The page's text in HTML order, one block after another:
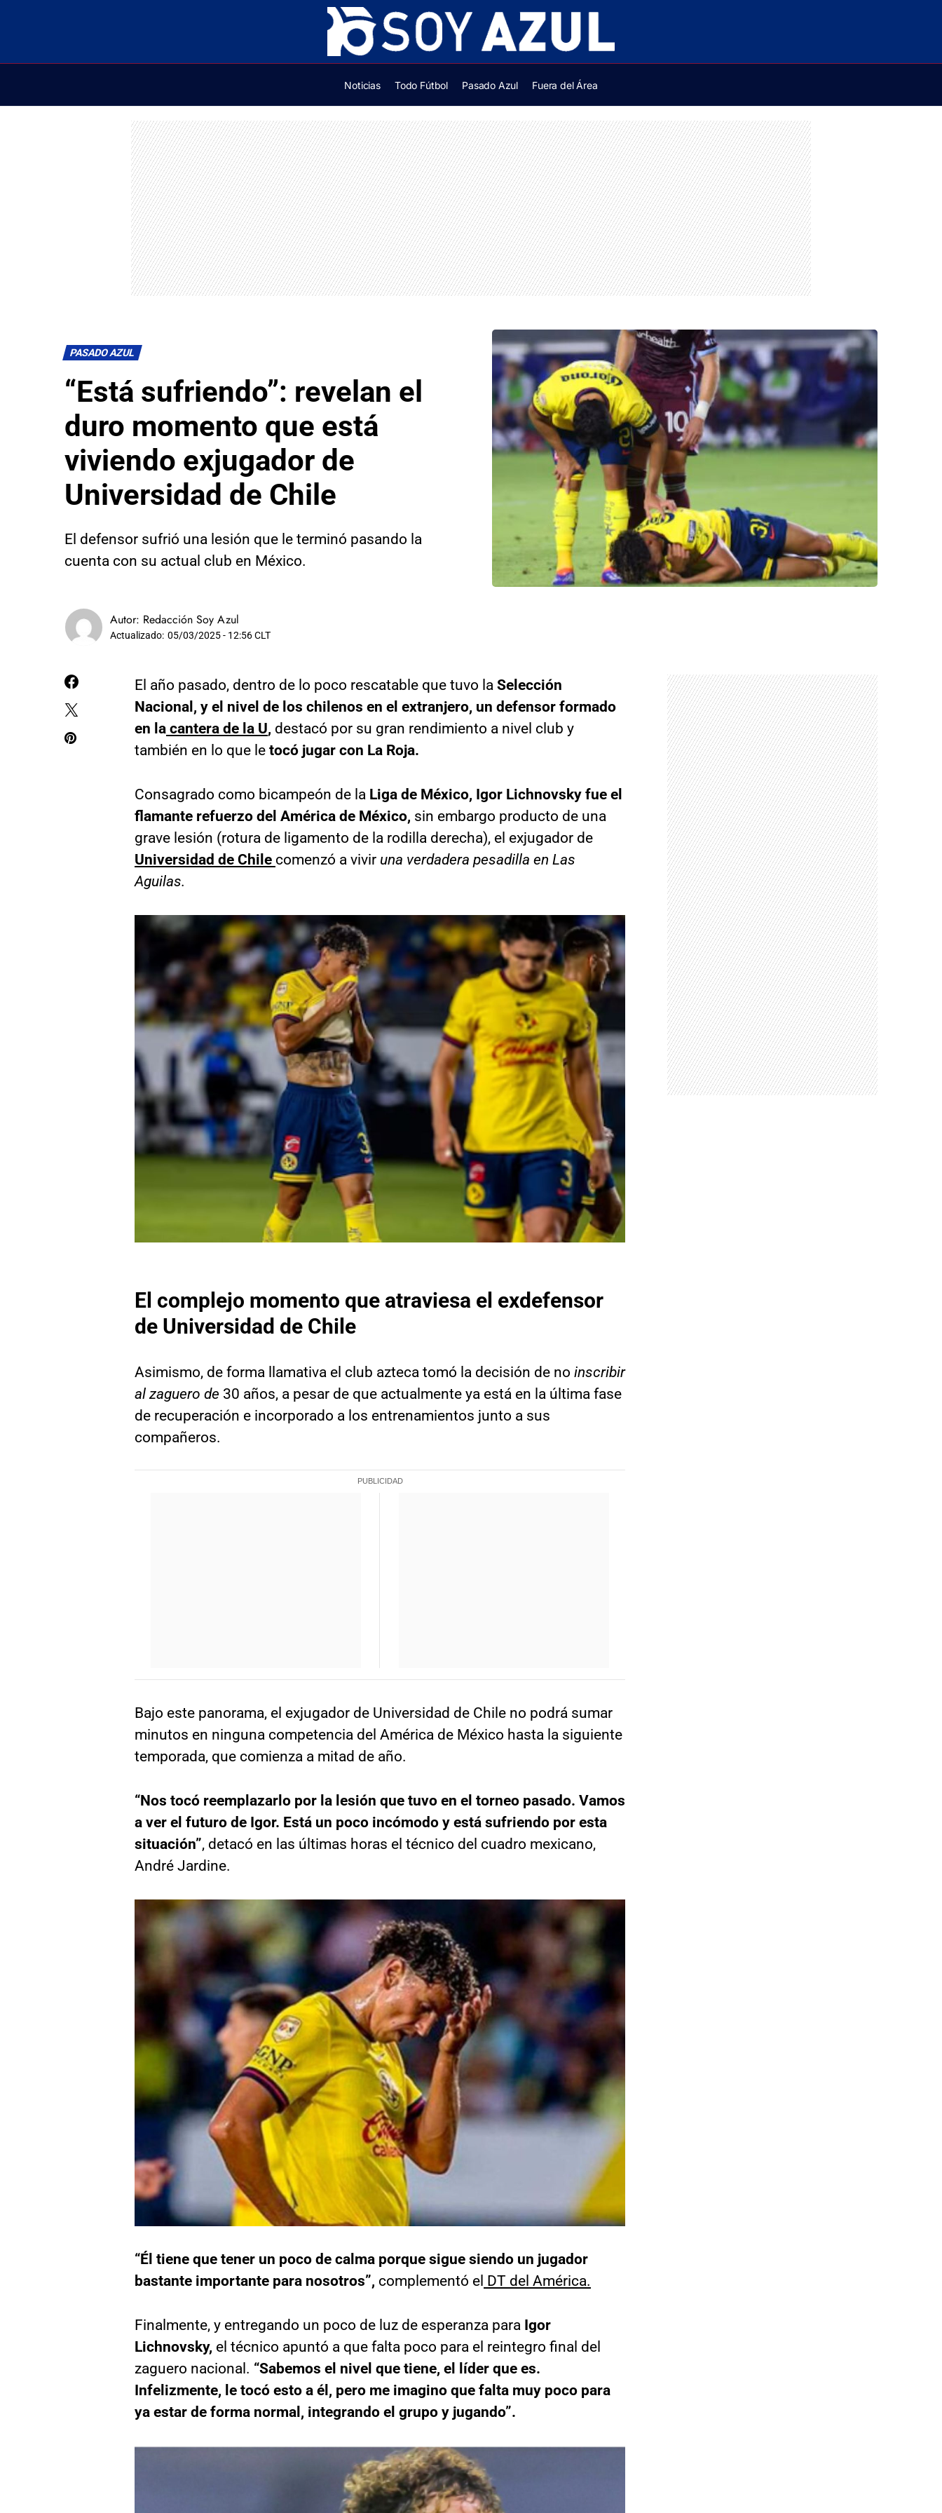
Noticias Todo Fútbol Pasado Azul Fuera del Área
PASADO AZUL
“Está sufriendo”: revelan el
duro momento que está
viviendo exjugador de
Universidad de Chile
El defensor sufrió una lesión que le terminó pasando la
cuenta con su actual club en México.
Autor: Redacción Soy Azul
Actualizado: 05/03/2025 - 12:56 CLT
El año pasado, dentro de lo poco rescatable que tuvo la Selección
Nacional, y el nivel de los chilenos en el extranjero, un defensor formado
en la cantera de la U, destacó por su gran rendimiento a nivel club y
también en lo que le tocó jugar con La Roja.
Consagrado como bicampeón de la Liga de México, Igor Lichnovsky fue el
flamante refuerzo del América de México, sin embargo producto de una
grave lesión (rotura de ligamento de la rodilla derecha), el exjugador de
Universidad de Chile comenzó a vivir una verdadera pesadilla en Las
Aguilas.
El complejo momento que atraviesa el exdefensor
de Universidad de Chile
Asimismo, de forma llamativa el club azteca tomó la decisión de no inscribir
al zaguero de 30 años, a pesar de que actualmente ya está en la última fase
de recuperación e incorporado a los entrenamientos junto a sus
compañeros.
Bajo este panorama, el exjugador de Universidad de Chile no podrá sumar
minutos en ninguna competencia del América de México hasta la siguiente
temporada, que comienza a mitad de año.
“Nos tocó reemplazarlo por la lesión que tuvo en el torneo pasado. Vamos
a ver el futuro de Igor. Está un poco incómodo y está sufriendo por esta
situación”, detacó en las últimas horas el técnico del cuadro mexicano,
André Jardine.
“Él tiene que tener un poco de calma porque sigue siendo un jugador
bastante importante para nosotros”, complementó el DT del América.
Finalmente, y entregando un poco de luz de esperanza para Igor
Lichnovsky, el técnico apuntó a que falta poco para el reintegro final del
zaguero nacional. “Sabemos el nivel que tiene, el líder que es.
Infelizmente, le tocó esto a él, pero me imagino que falta muy poco para
ya estar de forma normal, integrando el grupo y jugando”.